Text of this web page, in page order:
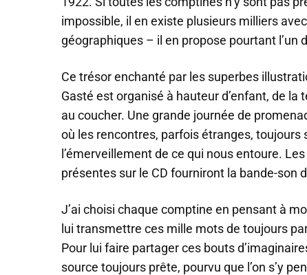
impossible, il en existe plusieurs milliers
géographiques – il en propose pourtant l’un
Ce trésor enchanté par les superbes
Gasté est organisé à hauteur d’enfant, de la
au coucher. Une grande journée de
où les rencontres, parfois étranges,
l’émerveillement de ce qui nous entoure.
présentes sur le CD fourniront la bande-son
J’ai choisi chaque comptine en pensant à
lui transmettre ces mille mots de toujours
Pour lui faire partager ces bouts
source toujours prête, pourvu que l’on s’y